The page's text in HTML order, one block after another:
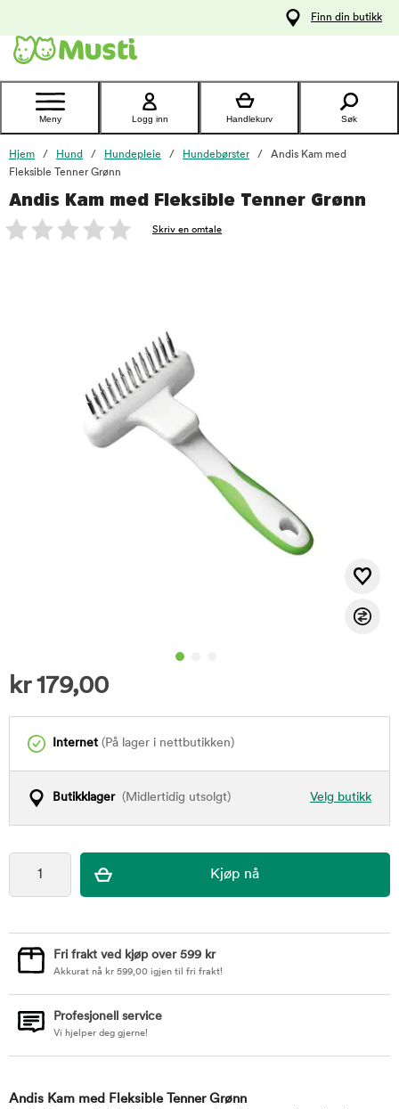
Kontakt
kundeservice
Finn din butikk
Meny Logg inn Handlekurv Søk
Hjem Hund Hundepleie Hundebørster
Andis Kam med
Fleksible Tenner Grønn
Andis Kam med Fleksible Tenner Grønn
Skriv en omtale
kr179,00
Internet (På lager i nettbutikken)
Velg butikk
Butikklager(Midlertidig utsolgt)
foo
Fri frakt ved kjøp over 599 kr
Akkurat nå kr 599,00 igjen til fri frakt!
Profesjonell service
Vi hjelper deg gjerne!
Andis Kam med Fleksible Tenner Grønn